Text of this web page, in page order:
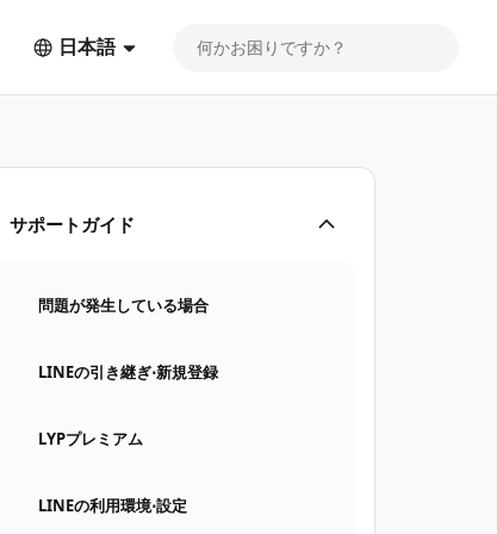
日本語
サポートガイド
問題が発生している場合
LINEの引き継ぎ⋅新規登録
LYPプレミアム
LINEの利用環境⋅設定